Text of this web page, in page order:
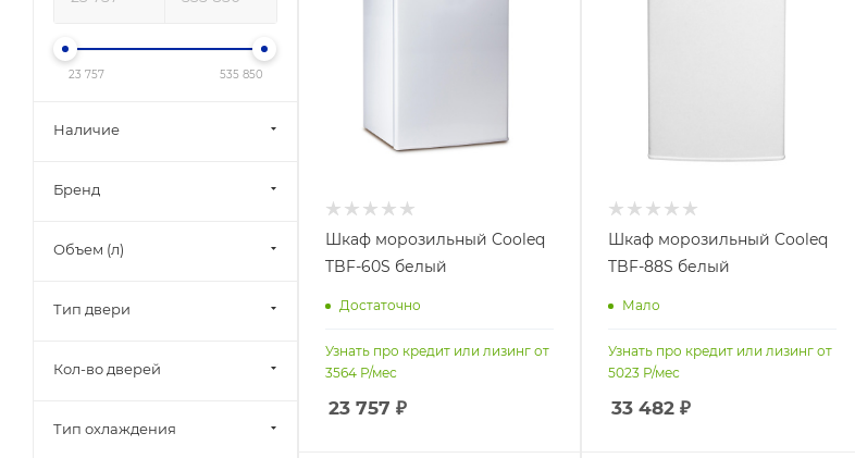
Шкаф морозильный Cooleq
TBF-60S белый
Достаточно
Узнать про кредит или лизинг от
3564 Р/мес
23 757 ₽
Шкаф морозильный Cooleq
TBF-88S белый
Мало
Узнать про кредит или лизинг от
5023Р/мес
33 482₽
23 757 535 850
Наличие
Бренд
Объем (л)
Тип двери
Кол-во дверей
Тип охлаждения